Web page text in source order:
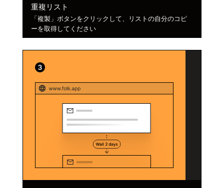
重複リスト
「複製」ボタンをクリックして、リストの自分のコピ
ーを取得してください